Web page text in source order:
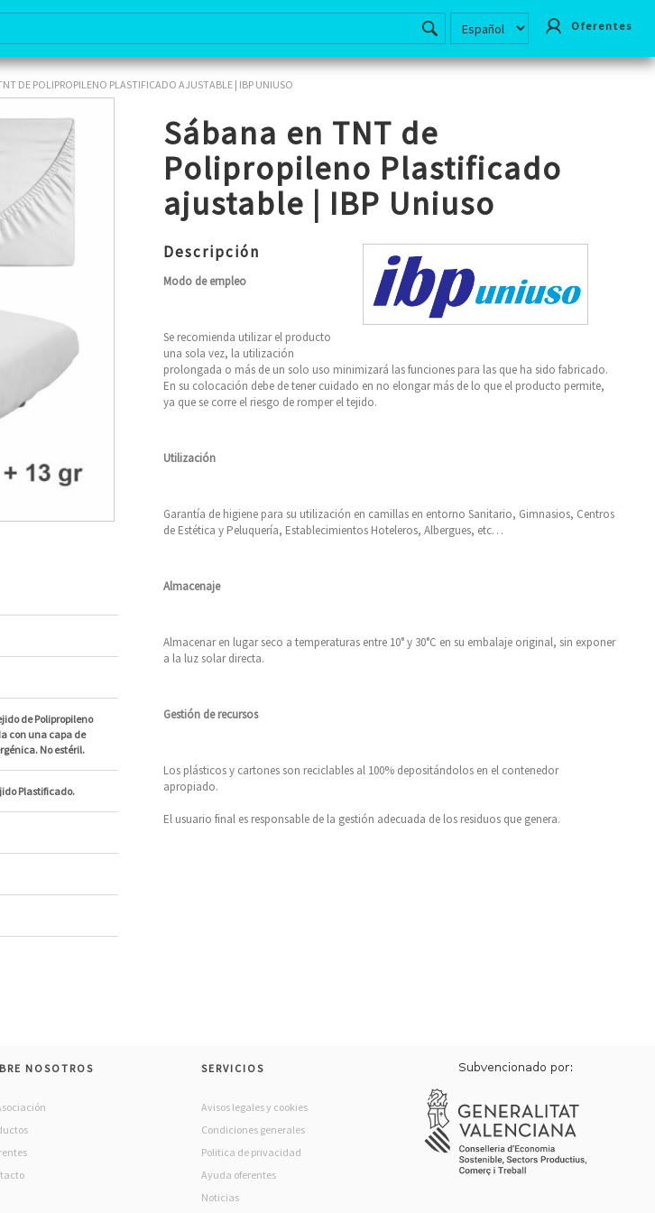
Oferentes
DE POLIPROPILENO PLASTIFICADO AJUSTABLE | IBP UNIUSO
de Polipropileno
con una capa de
No estéril.
Plastificado.
Sábana en TNT de
Polipropileno Plastificado
ajustable | IBP Uniuso
Descripción
Modo de empleo
Se recomienda utilizar el producto
una sola vez, la utilización
prolongada o más de un solo uso minimizará las funciones para las que ha sido fabricado.
En su colocación debe de tener cuidado en no elongar más de lo que el producto permite,
ya que se corre el riesgo de romper el tejido.
Utilización
Garantía de higiene para su utilización en camillas en entorno Sanitario, Gimnasios, Centros
de Estética y Peluquería, Establecimientos Hoteleros, Albergues, etc…
Almacenaje
Almacenar en lugar seco a temperaturas entre 10° y 30°C en su embalaje original, sin exponer
a la luz solar directa.
Gestión de recursos
Los plásticos y cartones son reciclables al 100% depositándolos en el contenedor
apropiado.
El usuario final es responsable de la gestión adecuada de los residuos que genera.
NOSOTROS SERVICIOS
Avisos legales y cookies
Condiciones generales
Politica de privacidad
Ayuda oferentes
Noticias